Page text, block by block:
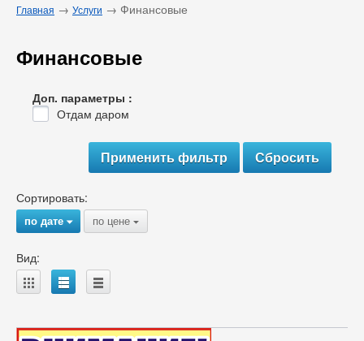
Главная → Услуги → Финансовые
Финансовые
Доп. параметры :
Отдам даром
Сортировать:
по дате{ по цене {
Вид:
A B C